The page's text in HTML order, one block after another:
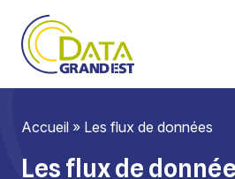
Accueil » Les flux de données
Les flux de